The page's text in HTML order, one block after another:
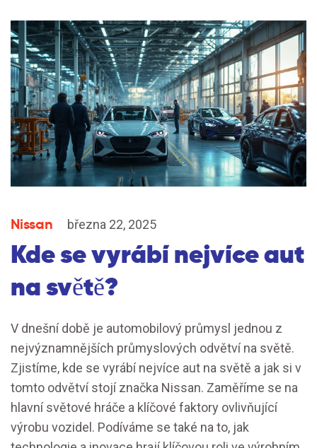
Nissan března 22, 2025
Kde se vyrábí nejvíce aut
na světě?
V dnešní době je automobilový průmysl jednou z
nejvýznamnějších průmyslových odvětví na světě.
Zjistíme, kde se vyrábí nejvíce aut na světě a jak si v
tomto odvětví stojí značka Nissan. Zaměříme se na
hlavní světové hráče a klíčové faktory ovlivňující
výrobu vozidel. Podíváme se také na to, jak